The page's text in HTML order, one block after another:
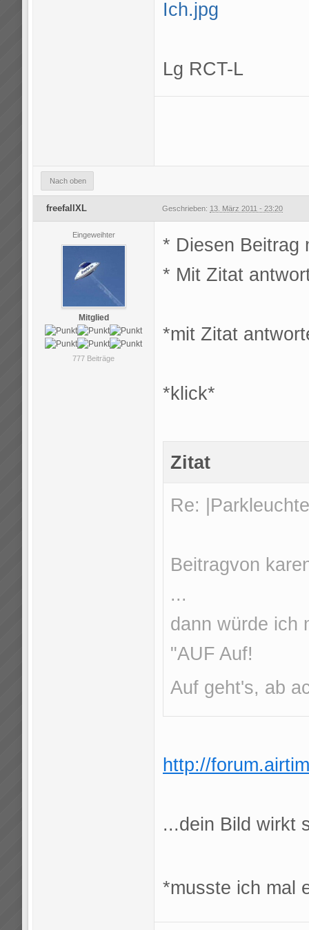
Lg RCT-L
Nach oben
freefallXL Geschrieben: 13. März 2011 - 23:20
Eingeweihter
Mitglied
777 Beiträge
* Diesen Beitrag
* Mit Zitat
*mit Zitat
*klick*
Zitat
Re:
Beitragvon
...
dann würde ich
"AUF Auf!
Auf geht's, ab
http://
...dein Bild wirkt
*musste ich mal